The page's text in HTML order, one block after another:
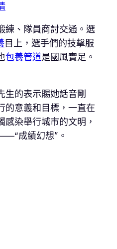
練、隊員商討交通。選
目上，選手們的技擊服
包養管道是國風實足。
生的表示賜她話音剛
的意義和目標，一直在
感染舉行城市的文明，
成績幻想”。